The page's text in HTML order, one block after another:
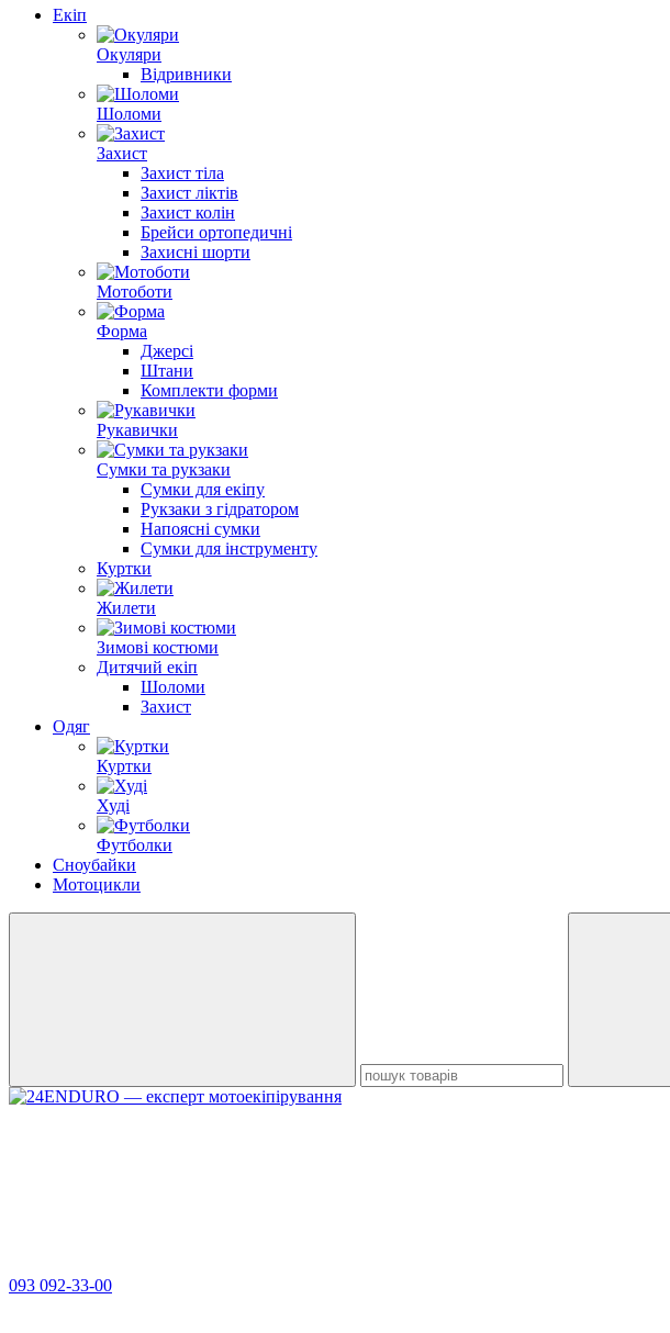
Екіп
Окуляри
Відривники
Шоломи
Захист
Захист тіла
Захист ліктів
Захист колін
Брейси ортопедичні
Захисні шорти
Мотоботи
Форма
Джерсі
Штани
Комплекти форми
Рукавички
Сумки та рукзаки
Сумки для екіпу
Рукзаки з гідратором
Напоясні сумки
Сумки для інструменту
Куртки
Жилети
Зимові костюми
Дитячий екіп
Шоломи
Захист
Одяг
Куртки
Худі
Футболки
Сноубайки
Мотоцикли
093 092-33-00